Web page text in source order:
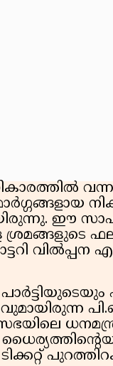
ഈ
ശ്രമങ്ങളുടെ